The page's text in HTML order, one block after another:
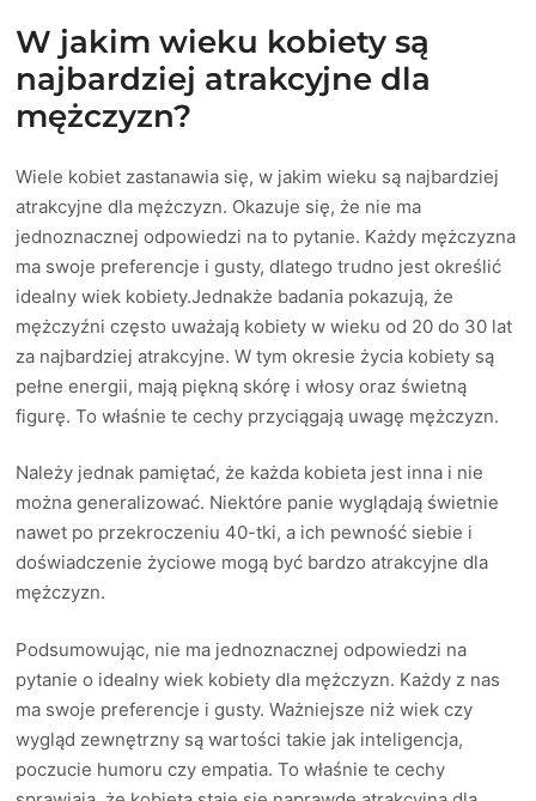
W jakim wieku kobiety są
najbardziej atrakcyjne dla
mężczyzn?
Wiele kobiet zastanawia się, w jakim wieku są najbardziej
atrakcyjne dla mężczyzn. Okazuje się, że nie ma
jednoznacznej odpowiedzi na to pytanie. Każdy mężczyzna
ma swoje preferencje i gusty, dlatego trudno jest określić
idealny wiek kobiety.Jednakże badania pokazują, że
mężczyźni często uważają kobiety w wieku od 20 do 30 lat
za najbardziej atrakcyjne. W tym okresie życia kobiety są
pełne energii, mają piękną skórę i włosy oraz świetną
figurę. To właśnie te cechy przyciągają uwagę mężczyzn.
Należy jednak pamiętać, że każda kobieta jest inna i nie
można generalizować. Niektóre panie wyglądają świetnie
nawet po przekroczeniu 40-tki, a ich pewność siebie i
doświadczenie życiowe mogą być bardzo atrakcyjne dla
mężczyzn.
Podsumowując, nie ma jednoznacznej odpowiedzi na
pytanie o idealny wiek kobiety dla mężczyzn. Każdy z nas
ma swoje preferencje i gusty. Ważniejsze niż wiek czy
wygląd zewnętrzny są wartości takie jak inteligencja,
poczucie humoru czy empatia. To właśnie te cechy